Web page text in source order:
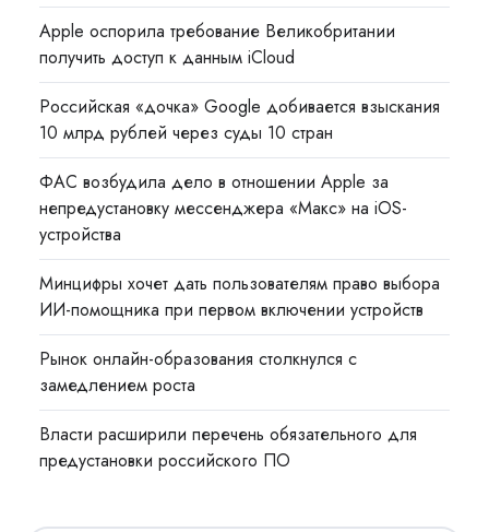
Apple оспорила требование Великобритании
получить доступ к данным iCloud
Российская «дочка» Google добивается взыскания
10 млрд рублей через суды 10 стран
ФАС возбудила дело в отношении Apple за
непредустановку мессенджера «Макс» на iOS-
устройства
Минцифры хочет дать пользователям право выбора
ИИ-помощника при первом включении устройств
Рынок онлайн-образования столкнулся с
замедлением роста
Власти расширили перечень обязательного для
предустановки российского ПО